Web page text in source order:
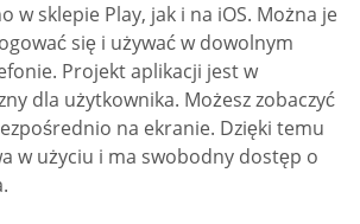
w sklepie Play, jak i na iOS. Można je
się i używać w dowolnym
Projekt aplikacji jest w
dla użytkownika. Możesz zobaczyć
na ekranie. Dzięki temu
w użyciu i ma swobodny dostęp o